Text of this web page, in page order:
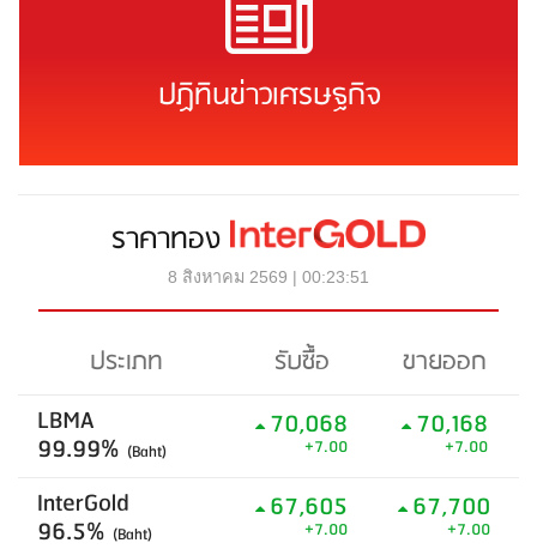
ปฏิทินข่าวเศรษฐกิจ
ราคาทอง
8 สิงหาคม 2569 | 00:23:51
ประเภท รับซื้อ
ขายออก
LBMA
99.99% (Baht)
70,068
+7.00
70,168
+7.00
InterGold
96.5% (Baht)
67,605
+7.00
67,700
+7.00